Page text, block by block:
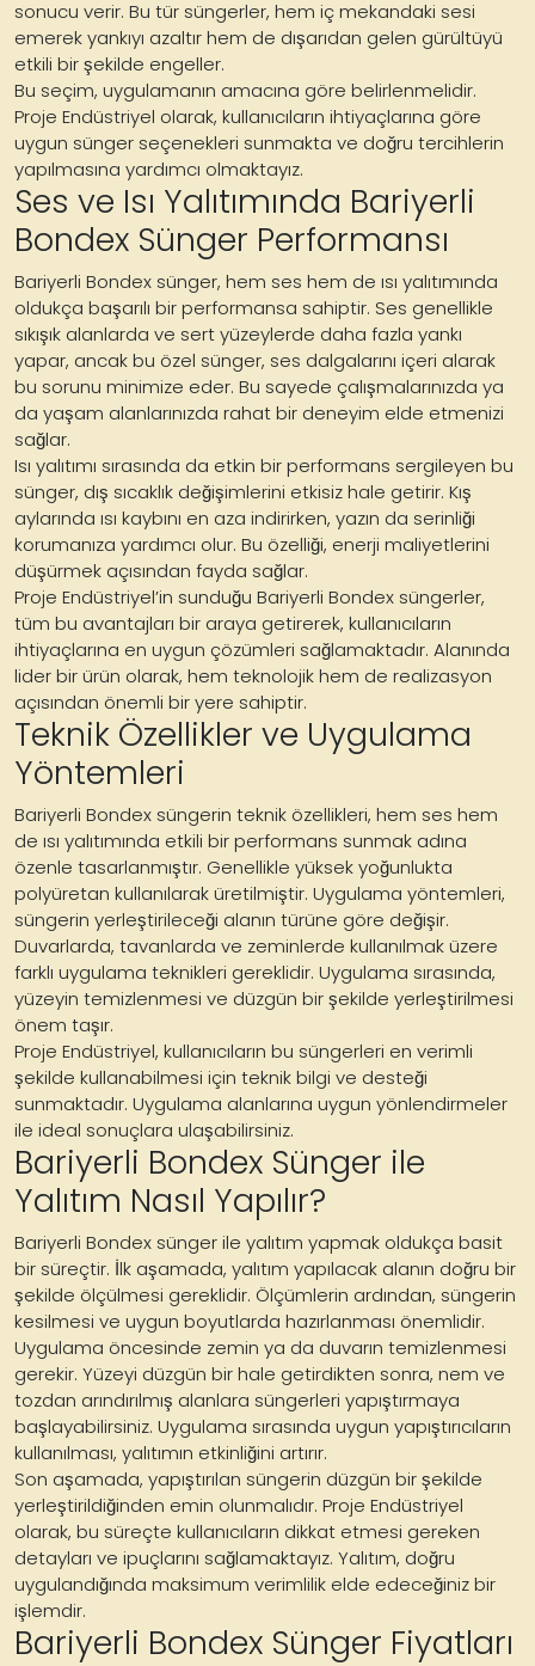
sonucu verir. Bu tür süngerler, hem iç mekandaki sesi
emerek yankıyı azaltır hem de dışarıdan gelen gürültüyü
etkili bir şekilde engeller.
Bu seçim, uygulamanın amacına göre belirlenmelidir.
Proje Endüstriyel olarak, kullanıcıların ihtiyaçlarına göre
uygun sünger seçenekleri sunmakta ve doğru tercihlerin
yapılmasına yardımcı olmaktayız.
Ses ve Isı Yalıtımında Bariyerli
Bondex Sünger Performansı
Bariyerli Bondex sünger, hem ses hem de ısı yalıtımında
oldukça başarılı bir performansa sahiptir. Ses genellikle
sıkışık alanlarda ve sert yüzeylerde daha fazla yankı
yapar, ancak bu özel sünger, ses dalgalarını içeri alarak
bu sorunu minimize eder. Bu sayede çalışmalarınızda ya
da yaşam alanlarınızda rahat bir deneyim elde etmenizi
sağlar.
Isı yalıtımı sırasında da etkin bir performans sergileyen bu
sünger, dış sıcaklık değişimlerini etkisiz hale getirir. Kış
aylarında ısı kaybını en aza indirirken, yazın da serinliği
korumanıza yardımcı olur. Bu özelliği, enerji maliyetlerini
düşürmek açısından fayda sağlar.
Proje Endüstriyel’in sunduğu Bariyerli Bondex süngerler,
tüm bu avantajları bir araya getirerek, kullanıcıların
ihtiyaçlarına en uygun çözümleri sağlamaktadır. Alanında
lider bir ürün olarak, hem teknolojik hem de realizasyon
açısından önemli bir yere sahiptir.
Teknik Özellikler ve Uygulama
Yöntemleri
Bariyerli Bondex süngerin teknik özellikleri, hem ses hem
de ısı yalıtımında etkili bir performans sunmak adına
özenle tasarlanmıştır. Genellikle yüksek yoğunlukta
polyüretan kullanılarak üretilmiştir. Uygulama yöntemleri,
süngerin yerleştirileceği alanın türüne göre değişir.
Duvarlarda, tavanlarda ve zeminlerde kullanılmak üzere
farklı uygulama teknikleri gereklidir. Uygulama sırasında,
yüzeyin temizlenmesi ve düzgün bir şekilde yerleştirilmesi
önem taşır.
Proje Endüstriyel, kullanıcıların bu süngerleri en verimli
şekilde kullanabilmesi için teknik bilgi ve desteği
sunmaktadır. Uygulama alanlarına uygun yönlendirmeler
ile ideal sonuçlara ulaşabilirsiniz.
Bariyerli Bondex Sünger ile
Yalıtım Nasıl Yapılır?
Bariyerli Bondex sünger ile yalıtım yapmak oldukça basit
bir süreçtir. İlk aşamada, yalıtım yapılacak alanın doğru bir
şekilde ölçülmesi gereklidir. Ölçümlerin ardından, süngerin
kesilmesi ve uygun boyutlarda hazırlanması önemlidir.
Uygulama öncesinde zemin ya da duvarın temizlenmesi
gerekir. Yüzeyi düzgün bir hale getirdikten sonra, nem ve
tozdan arındırılmış alanlara süngerleri yapıştırmaya
başlayabilirsiniz. Uygulama sırasında uygun yapıştırıcıların
kullanılması, yalıtımın etkinliğini artırır.
Son aşamada, yapıştırılan süngerin düzgün bir şekilde
yerleştirildiğinden emin olunmalıdır. Proje Endüstriyel
olarak, bu süreçte kullanıcıların dikkat etmesi gereken
detayları ve ipuçlarını sağlamaktayız. Yalıtım, doğru
uygulandığında maksimum verimlilik elde edeceğiniz bir
işlemdir.
Bariyerli Bondex Sünger Fiyatları